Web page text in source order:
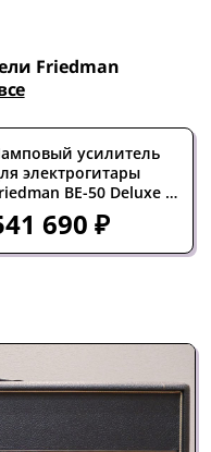
Friedman
усилитель
электрогитары
BE-50 Deluxe 3-
50-watt Tube
690 ₽